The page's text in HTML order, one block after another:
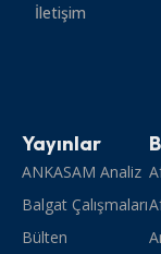
İletişim
Yayınlar
ANKASAM Analiz
Balgat Çalışmaları
Bülten